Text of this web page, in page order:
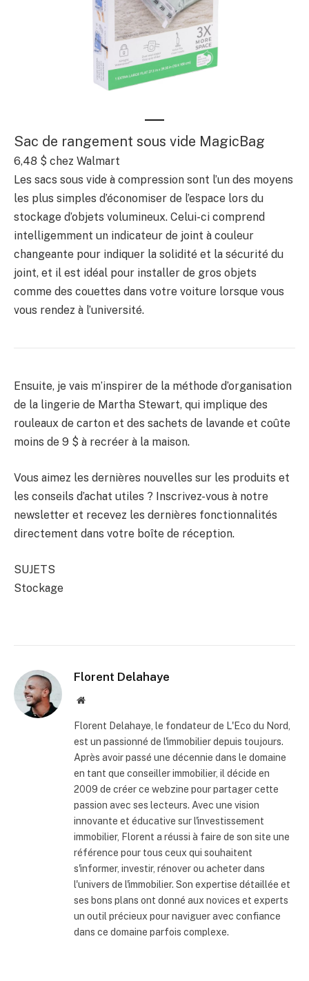
Sac de rangement sous vide MagicBag
6,48 $ chez Walmart
Les sacs sous vide à compression sont l’un des moyens
les plus simples d’économiser de l’espace lors du
stockage d’objets volumineux. Celui-ci comprend
intelligemment un indicateur de joint à couleur
changeante pour indiquer la solidité et la sécurité du
joint, et il est idéal pour installer de gros objets
comme des couettes dans votre voiture lorsque vous
vous rendez à l’université.
Ensuite, je vais m’inspirer de la méthode d’organisation
de la lingerie de Martha Stewart, qui implique des
rouleaux de carton et des sachets de lavande et coûte
moins de 9 $ à recréer à la maison.
Vous aimez les dernières nouvelles sur les produits et
les conseils d’achat utiles ? Inscrivez-vous à notre
newsletter et recevez les dernières fonctionnalités
directement dans votre boîte de réception.
SUJETS
Stockage
Florent Delahaye
Site
Florent Delahaye, le fondateur de L'Eco du Nord,
est un passionné de l'immobilier depuis toujours.
Après avoir passé une décennie dans le domaine
en tant que conseiller immobilier, il décide en
2009 de créer ce webzine pour partager cette
passion avec ses lecteurs. Avec une vision
innovante et éducative sur l'investissement
immobilier, Florent a réussi à faire de son site une
référence pour tous ceux qui souhaitent
s'informer, investir, rénover ou acheter dans
l'univers de l'immobilier. Son expertise détaillée et
ses bons plans ont donné aux novices et experts
un outil précieux pour naviguer avec confiance
dans ce domaine parfois complexe.